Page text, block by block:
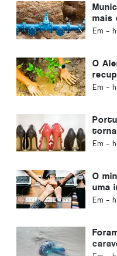
mais
Em -
O
Em -
Em -
O
uma
Em -